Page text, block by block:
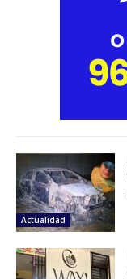
Actualidad